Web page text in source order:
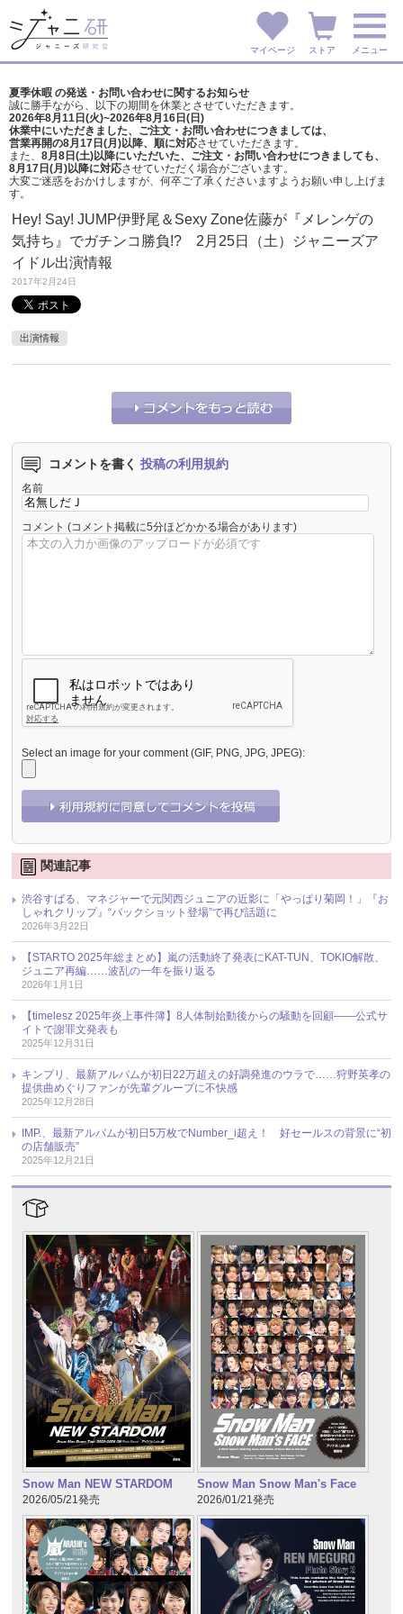
マイページ ストア メニュー
夏季休暇 の発送・お問い合わせに関するお知らせ
誠に勝手ながら、以下の期間を休業とさせていただきます。
2026年8月11日(火)~2026年8月16日(日)
休業中にいただきました、ご注文・お問い合わせにつきましては、
営業再開の8月17日(月)以降、順に対応させていただきます。
また、 8月8日(土)以降にいただいた、ご注文・ お問い合わせにつきましても、
8月17日(月)以降に対応させていただく場合がございます。
大変ご迷惑をおかけしますが、 何卒ご了承くださいますようお願い申し上げま
す。
Hey! Say! JUMP伊野尾＆Sexy Zone佐藤が『メレンゲの
気持ち』でガチンコ勝負!? 2月25日（土）ジャニーズア
イドル出演情報
2017年2月24日
出演情報
コメントを書く 投稿の利用規約
名前
コメント (コメント掲載に5分ほどかかる場合があります)
Select an image for your comment (GIF, PNG, JPG, JPEG):
関連記事
渋谷すばる、マネジャーで元関西ジュニアの近影に「やっぱり菊岡！」『お
しゃれクリップ』“バックショット登場”で再び話題に
2026年3月22日
【STARTO 2025年総まとめ】嵐の活動終了発表にKAT-TUN、TOKIO解散、
ジュニア再編……波乱の一年を振り返る
2026年1月1日
【timelesz 2025年炎上事件簿】8人体制始動後からの騒動を回顧――公式サ
イトで謝罪文発表も
2025年12月31日
キンプリ、最新アルバムが初日22万超えの好調発進のウラで……狩野英孝の
提供曲めぐりファンが先輩グループに不快感
2025年12月28日
IMP.、最新アルバムが初日5万枚でNumber_i超え！ 好セールスの背景に“初
の店舗販売”
2025年12月21日
Snow Man NEW STARDOM
2026/05/21発売
Snow Man Snow Man's Face
2026/01/21発売